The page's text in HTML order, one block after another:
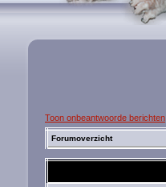
Toon onbeantwoorde berichten
Forumoverzicht